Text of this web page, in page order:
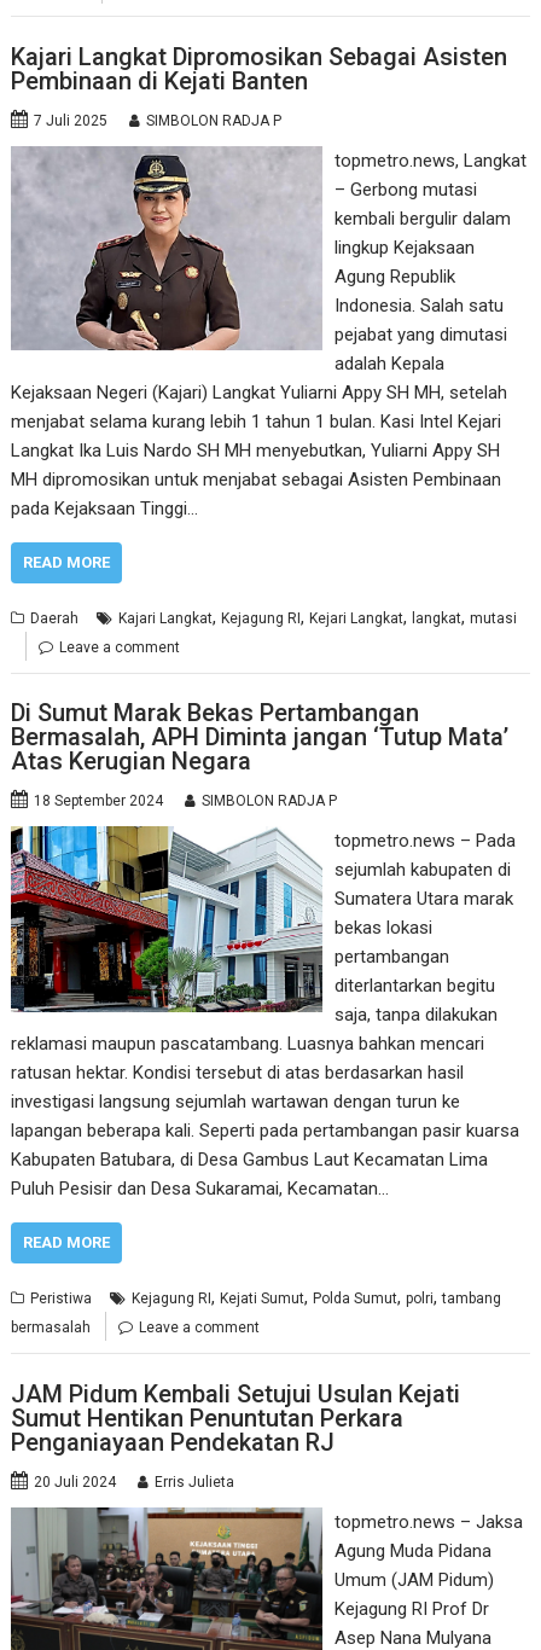
Kajari Langkat Dipromosikan Sebagai Asisten
Pembinaan di Kejati Banten
7 Juli 2025 SIMBOLON RADJA P
topmetro.news, Langkat
– Gerbong mutasi
kembali bergulir dalam
lingkup Kejaksaan
Agung Republik
Indonesia. Salah satu
pejabat yang dimutasi
adalah Kepala
Kejaksaan Negeri (Kajari) Langkat Yuliarni Appy SH MH, setelah
menjabat selama kurang lebih 1 tahun 1 bulan. Kasi Intel Kejari
Langkat Ika Luis Nardo SH MH menyebutkan, Yuliarni Appy SH
MH dipromosikan untuk menjabat sebagai Asisten Pembinaan
pada Kejaksaan Tinggi…
READ MORE
Daerah Kajari Langkat,Kejagung RI,Kejari Langkat, langkat,mutasi
Leave a comment
Di Sumut Marak Bekas Pertambangan
Bermasalah, APH Diminta jangan ‘Tutup Mata’
Atas Kerugian Negara
18 September 2024 SIMBOLON RADJA P
topmetro.news – Pada
sejumlah kabupaten di
Sumatera Utara marak
bekas lokasi
pertambangan
diterlantarkan begitu
saja, tanpa dilakukan
reklamasi maupun pascatambang. Luasnya bahkan mencari
ratusan hektar. Kondisi tersebut di atas berdasarkan hasil
investigasi langsung sejumlah wartawan dengan turun ke
lapangan beberapa kali. Seperti pada pertambangan pasir kuarsa
Kabupaten Batubara, di Desa Gambus Laut Kecamatan Lima
Puluh Pesisir dan Desa Sukaramai, Kecamatan…
READ MORE
Peristiwa Kejagung RI,Kejati Sumut,Polda Sumut,polri,tambang
bermasalah
Leave a comment
JAM Pidum Kembali Setujui Usulan Kejati
Sumut Hentikan Penuntutan Perkara
Penganiayaan Pendekatan RJ
20 Juli 2024 Erris Julieta
topmetro.news – Jaksa
Agung Muda Pidana
Umum (JAM Pidum)
Kejagung RI Prof Dr
Asep Nana Mulyana